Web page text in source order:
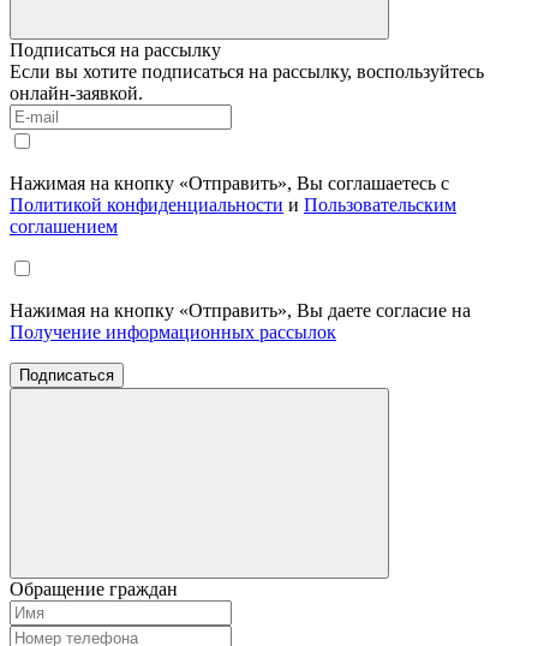
Подписаться на рассылку
Если вы хотите подписаться на рассылку, воспользуйтесь
онлайн-заявкой.
Нажимая на кнопку «Отправить», Вы соглашаетесь с
Политикой конфиденциальности и Пользовательским
соглашением
Нажимая на кнопку «Отправить», Вы даете согласие на
Получение информационных рассылок
Подписаться
Обращение граждан